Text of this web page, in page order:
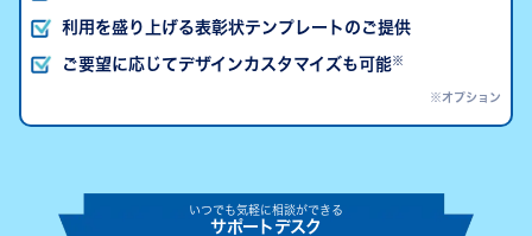
利用を盛り上げる表彰状テンプレートのご提供
ご要望に応じてデザインカスタマイズも可能※
※オプション
いつでも気軽に相談ができる
サポートデスク